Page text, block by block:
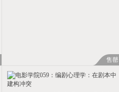
售罄